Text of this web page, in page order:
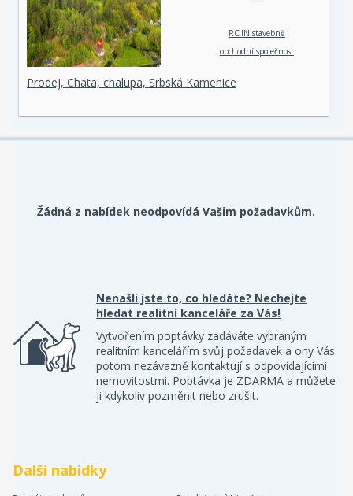
ROIN stavebně
obchodní společnost
Prodej, Chata, chalupa, Srbská Kamenice
Žádná z nabídek neodpovídá Vašim požadavkům.
Nenašli jste to, co hledáte? Nechejte
hledat realitní kanceláře za Vás!
Vytvořením poptávky zadáváte vybraným
realitním kancelářím svůj požadavek a ony Vás
potom nezávazně kontaktují s odpovídajícími
nemovitostmi. Poptávka je ZDARMA a můžete
ji kdykoliv pozměnit nebo zrušit.
Další nabídky